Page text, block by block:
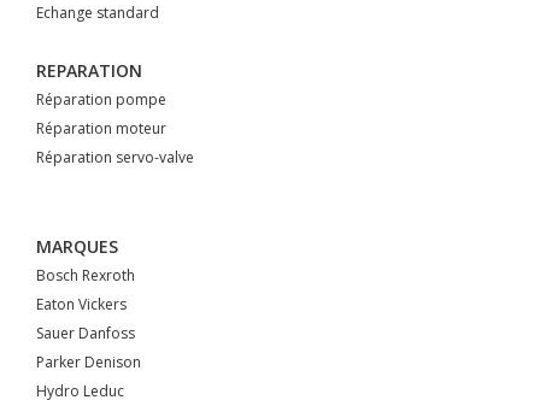
Echange standard
REPARATION
Réparation pompe
Réparation moteur
Réparation servo-valve
MARQUES
Bosch Rexroth
Eaton Vickers
Sauer Danfoss
Parker Denison
Hydro Leduc